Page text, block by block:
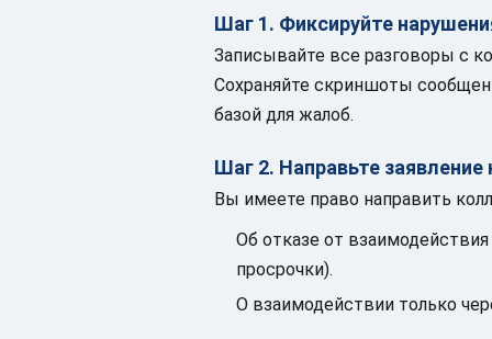
Шаг 1. Фиксируйте
Записывайте все разговоры с
Сохраняйте скриншоты
базой для жалоб.
Шаг 2. Направьте
Вы имеете право направить
Об отказе от
просрочки).
О взаимодействии только